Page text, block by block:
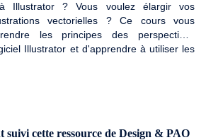
Illustrator ? Vous voulez élargir vos
vectorielles ? Ce cours vous
les principes des perspectives
Illustrator et d'apprendre à utiliser les
obtenir vos premières illustrations
suivi cette ressource de Design & PAO